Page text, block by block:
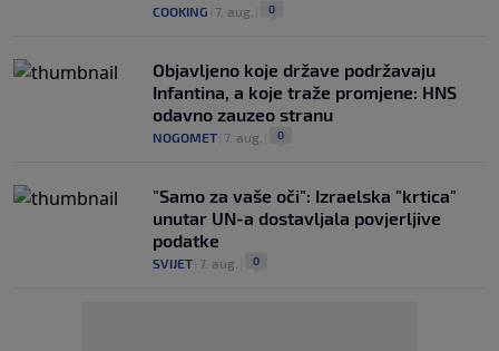
COOKING 7. aug. 0
Objavljeno koje države podržavaju
Infantina, a koje traže promjene: HNS
odavno zauzeo stranu
NOGOMET 7. aug. 0
"Samo za vaše oči": Izraelska "krtica"
unutar UN-a dostavljala povjerljive
podatke
SVIJET 7. aug. 0